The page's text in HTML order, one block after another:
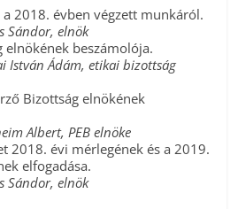
2018. évben végzett munkáról.
Sándor, elnök
elnökének beszámolója.
István Ádám, etikai bizottság
Bizottság elnökének
Albert, PEB elnöke
2018. évi mérlegének és a 2019.
elfogadása.
Sándor, elnök